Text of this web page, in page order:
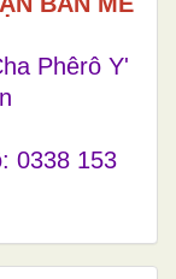
Phêrô Y'
0338 153